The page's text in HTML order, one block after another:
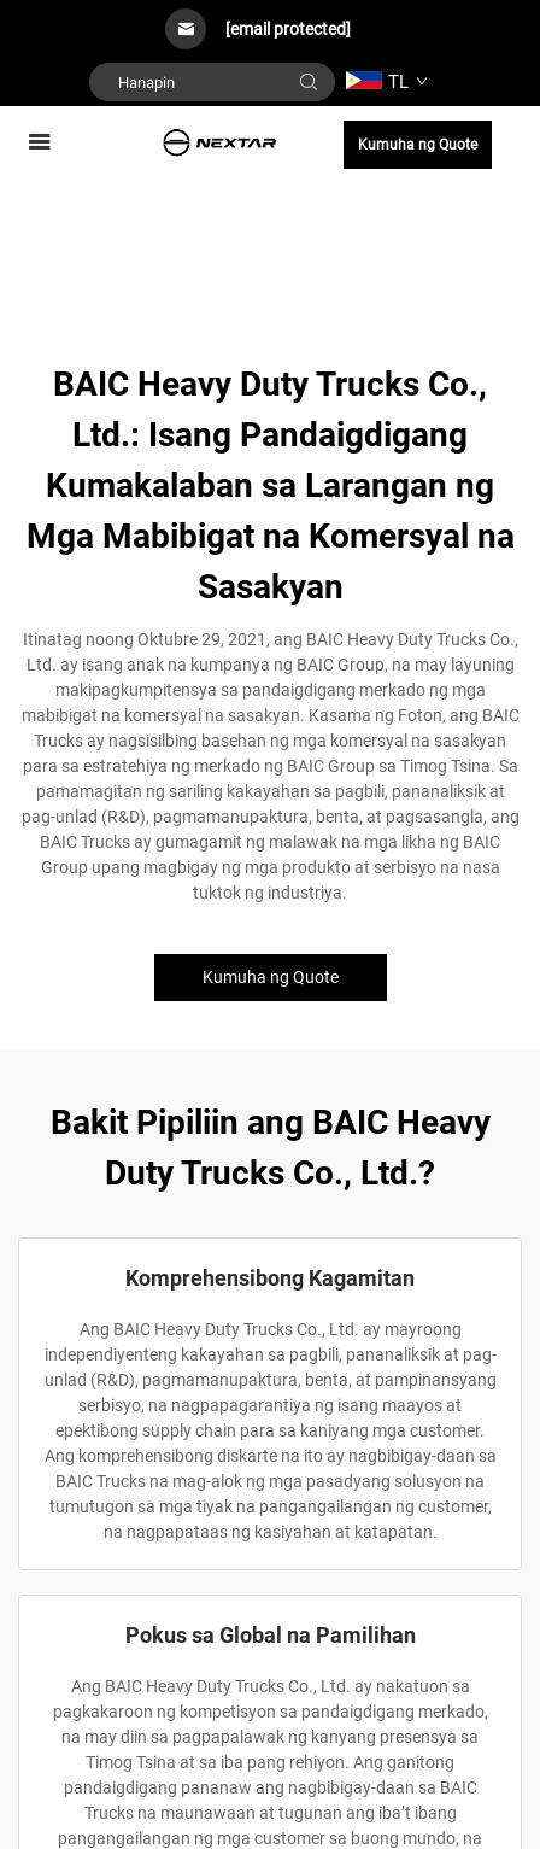
[email protected]
TL
Kumuha ng Quote
BAIC Heavy Duty Trucks Co.,
Ltd.: Isang Pandaigdigang
Kumakalaban sa Larangan ng
Mga Mabibigat na Komersyal na
Sasakyan
Itinatag noong Oktubre 29, 2021, ang BAIC Heavy Duty Trucks Co.,
Ltd. ay isang anak na kumpanya ng BAIC Group, na may layuning
makipagkumpitensya sa pandaigdigang merkado ng mga
mabibigat na komersyal na sasakyan. Kasama ng Foton, ang BAIC
Trucks ay nagsisilbing basehan ng mga komersyal na sasakyan
para sa estratehiya ng merkado ng BAIC Group sa Timog Tsina. Sa
pamamagitan ng sariling kakayahan sa pagbili, pananaliksik at
pag-unlad (R&D), pagmamanupaktura, benta, at pagsasangla, ang
BAIC Trucks ay gumagamit ng malawak na mga likha ng BAIC
Group upang magbigay ng mga produkto at serbisyo na nasa
tuktok ng industriya.
Kumuha ng Quote
Bakit Pipiliin ang BAIC Heavy
Duty Trucks Co., Ltd.?
Komprehensibong Kagamitan
Ang BAIC Heavy Duty Trucks Co., Ltd. ay mayroong
independiyenteng kakayahan sa pagbili, pananaliksik at pag-
unlad (R&D), pagmamanupaktura, benta, at pampinansyang
serbisyo, na nagpapagarantiya ng isang maayos at
epektibong supply chain para sa kaniyang mga customer.
Ang komprehensibong diskarte na ito ay nagbibigay-daan sa
BAIC Trucks na mag-alok ng mga pasadyang solusyon na
tumutugon sa mga tiyak na pangangailangan ng customer,
na nagpapataas ng kasiyahan at katapatan.
Pokus sa Global na Pamilihan
Ang BAIC Heavy Duty Trucks Co., Ltd. ay nakatuon sa
pagkakaroon ng kompetisyon sa pandaigdigang merkado,
na may diin sa pagpapalawak ng kanyang presensya sa
Timog Tsina at sa iba pang rehiyon. Ang ganitong
pandaigdigang pananaw ang nagbibigay-daan sa BAIC
Trucks na maunawaan at tugunan ang iba’t ibang
pangangailangan ng mga customer sa buong mundo, na